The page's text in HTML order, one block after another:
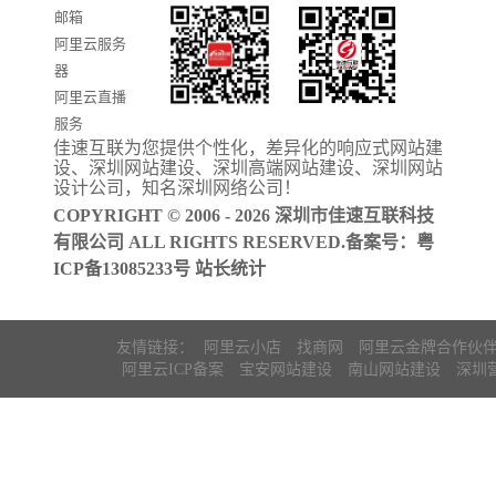
台开发
邮箱
阿里云服务
器
阿里云直播
服务
阿里云ICP备
案
佳速互联为您提供个性化，差异化的响应式网站建
设、 深圳网站建设、 深圳高端网站建设、 深圳网站
设计公司 ，知名深圳网络公司 ！
COPYRIGHT © 2006 - 2026 深圳市佳速互联科技
有限公司 ALL RIGHTS RESERVED.备案号： 粤
ICP备13085233号 站长统计
友情链接： 阿里云小店 找商网
阿里云金牌合作伙
阿里云ICP备案
宝安网站建设 南山网站建设 深圳